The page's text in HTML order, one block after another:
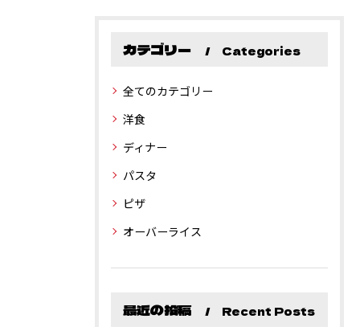
カテゴリー Categories
全てのカテゴリー
洋食
ディナー
パスタ
ピザ
オーバーライス
最近の投稿 Recent Posts